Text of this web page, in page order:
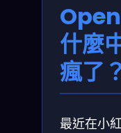
什麼
瘋了？
最近在小